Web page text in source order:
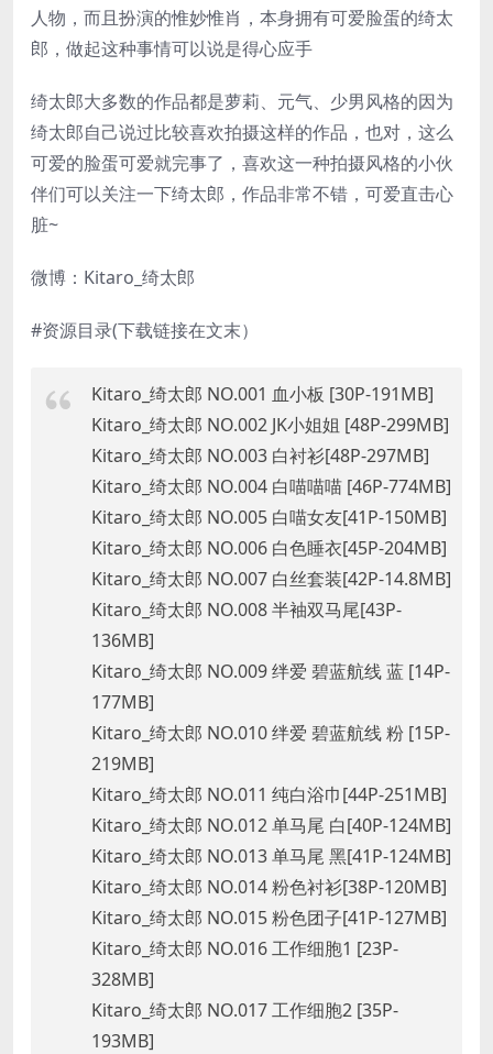
人物，而且扮演的惟妙惟肖，本身拥有可爱脸蛋的绮太
郎，做起这种事情可以说是得心应手
绮太郎大多数的作品都是萝莉、元气、少男风格的因为
绮太郎自己说过比较喜欢拍摄这样的作品，也对，这么
可爱的脸蛋可爱就完事了，喜欢这一种拍摄风格的小伙
伴们可以关注一下绮太郎，作品非常不错，可爱直击心
脏~
微博：Kitaro_绮太郎
#资源目录(下载链接在文末）
Kitaro_绮太郎 NO.001 血小板 [30P-191MB]
Kitaro_绮太郎 NO.002 JK小姐姐 [48P-299MB]
Kitaro_绮太郎 NO.003 白衬衫[48P-297MB]
Kitaro_绮太郎 NO.004 白喵喵喵 [46P-774MB]
Kitaro_绮太郎 NO.005 白喵女友[41P-150MB]
Kitaro_绮太郎 NO.006 白色睡衣[45P-204MB]
Kitaro_绮太郎 NO.007 白丝套装[42P-14.8MB]
Kitaro_绮太郎 NO.008 半袖双马尾[43P-
136MB]
Kitaro_绮太郎 NO.009 绊爱 碧蓝航线 蓝 [14P-
177MB]
Kitaro_绮太郎 NO.010 绊爱 碧蓝航线 粉 [15P-
219MB]
Kitaro_绮太郎 NO.011 纯白浴巾[44P-251MB]
Kitaro_绮太郎 NO.012 单马尾 白[40P-124MB]
Kitaro_绮太郎 NO.013 单马尾 黑[41P-124MB]
Kitaro_绮太郎 NO.014 粉色衬衫[38P-120MB]
Kitaro_绮太郎 NO.015 粉色团子[41P-127MB]
Kitaro_绮太郎 NO.016 工作细胞1 [23P-
328MB]
Kitaro_绮太郎 NO.017 工作细胞2 [35P-
193MB]